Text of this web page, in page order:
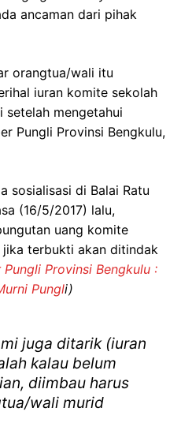
ancaman dari pihak
orangtua/wali itu
iuran komite sekolah
mengetahui
Pungli Provinsi Bengkulu,
sosialisasi di Balai Ratu
(16/5/2017) lalu,
uang komite
terbukti akan ditindak
Pungli Provinsi Bengkulu :
Pungli)
juga ditarik (iuran
kalau belum
diimbau harus
wali murid